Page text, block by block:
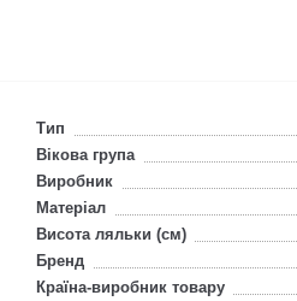
Тип
Вікова група
Виробник
Матеріал
Висота ляльки (см)
Бренд
Країна-виробник товару